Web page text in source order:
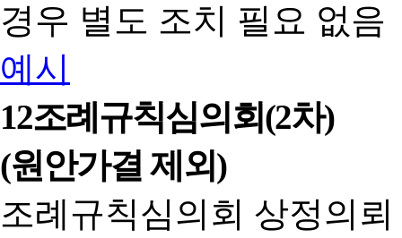
경우 별도 조치 필요 없음
예시
12조례규칙심의회(2차)
(원안가결 제외)
조례규칙심의회 상정의